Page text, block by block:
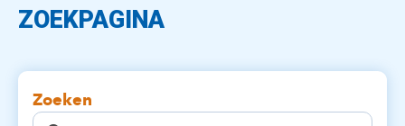
ZOEKPAGINA
Zoeken